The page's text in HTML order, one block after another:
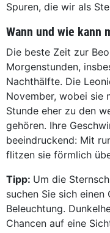
Spuren, die wir als
Wann und wie kann
Die beste Zeit zur
Morgenstunden,
Nachthälfte. Die
November, wobei sie
Stunde eher zu den
gehören. Ihre
beeindruckend: Mit
flitzen sie förmlich
Tipp: Um die
suchen Sie sich
Beleuchtung.
Chancen auf eine